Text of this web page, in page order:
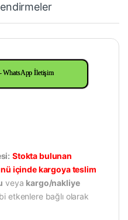
WhatsApp İletişim
Stokta bulunan
içinde kargoya teslim
veya kargo/nakliye
etkenlere bağlı olarak